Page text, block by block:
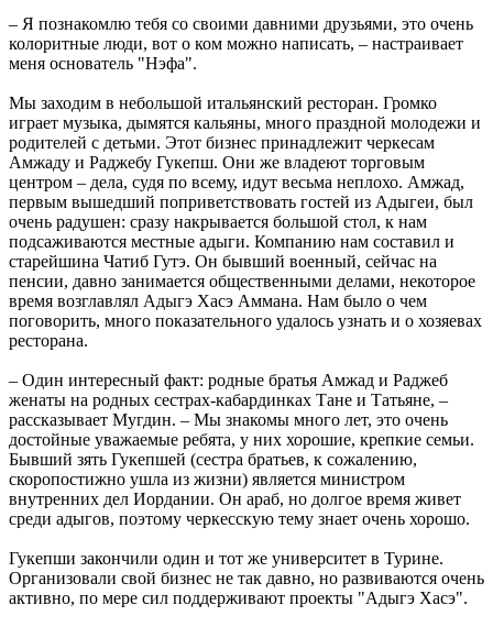
– Я познакомлю тебя со своими давними друзьями, это очень
колоритные люди, вот о ком можно написать, – настраивает
меня основатель "Нэфа".
Мы заходим в небольшой итальянский ресторан. Громко
играет музыка, дымятся кальяны, много праздной молодежи и
родителей с детьми. Этот бизнес принадлежит черкесам
Амжаду и Раджебу Гукепш. Они же владеют торговым
центром – дела, судя по всему, идут весьма неплохо. Амжад,
первым вышедший поприветствовать гостей из Адыгеи, был
очень радушен: сразу накрывается большой стол, к нам
подсаживаются местные адыги. Компанию нам составил и
старейшина Чатиб Гутэ. Он бывший военный, сейчас на
пенсии, давно занимается общественными делами, некоторое
время возглавлял Адыгэ Хасэ Аммана. Нам было о чем
поговорить, много показательного удалось узнать и о хозяевах
ресторана.
– Один интересный факт: родные братья Амжад и Раджеб
женаты на родных сестрах-кабардинках Тане и Татьяне, –
рассказывает Мугдин. – Мы знакомы много лет, это очень
достойные уважаемые ребята, у них хорошие, крепкие семьи.
Бывший зять Гукепшей (сестра братьев, к сожалению,
скоропостижно ушла из жизни) является министром
внутренних дел Иордании. Он араб, но долгое время живет
среди адыгов, поэтому черкесскую тему знает очень хорошо.
Гукепши закончили один и тот же университет в Турине.
Организовали свой бизнес не так давно, но развиваются очень
активно, по мере сил поддерживают проекты "Адыгэ Хасэ".